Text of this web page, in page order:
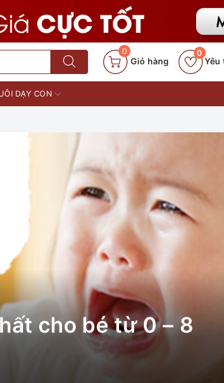
0
Giỏ hàng Yêu
0
DẠY CON
cho bé từ 0 – 8